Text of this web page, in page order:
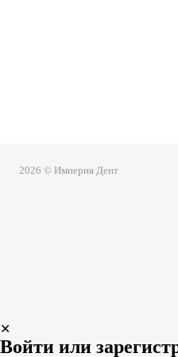
2026 © Империя Дент
✕
Войти или